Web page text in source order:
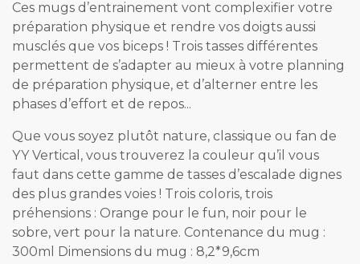
Ces mugs d’entrainement vont complexifier votre
préparation physique et rendre vos doigts aussi
musclés que vos biceps ! Trois tasses différentes
permettent de s’adapter au mieux à votre planning
de préparation physique, et d’alterner entre les
phases d’effort et de repos...
Que vous soyez plutôt nature, classique ou fan de
YY Vertical, vous trouverez la couleur qu’il vous
faut dans cette gamme de tasses d’escalade dignes
des plus grandes voies ! Trois coloris, trois
préhensions : Orange pour le fun, noir pour le
sobre, vert pour la nature. ​Contenance du mug :
300ml Dimensions du mug : 8,2*9,6cm